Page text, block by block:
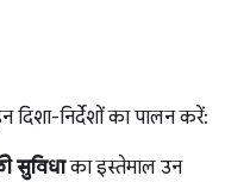
निर्देशों का पालन करें:
सुविधाका इस्तेमाल उन